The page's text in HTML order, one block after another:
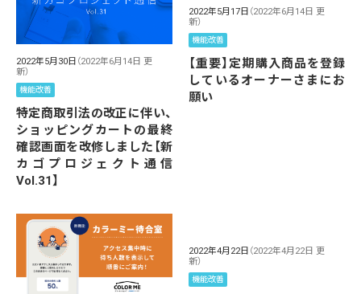
2022年5月30日 （2022年6月14日 更
新）
機能改善
特定商取引法の改正に伴い、
ショッピングカートの最終
確認画面を改修しました【新
カゴプロジェクト通信
Vol.31】
2022年5月17日 （2022年6月14日 更
新）
機能改善
【重要】定期購入商品を登録
しているオーナーさまにお
願い
2022年4月22日 （2022年4月22日 更
新）
機能改善